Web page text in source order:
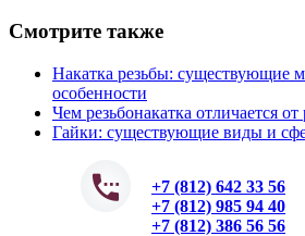
Смотрите также
Накатка резьбы: существующие
особенности
Чем резьбонакатка отличается от
Гайки: существующие виды и
+7 (812) 642 33 56
+7 (812) 985 94 40
+7 (812) 386 56 56